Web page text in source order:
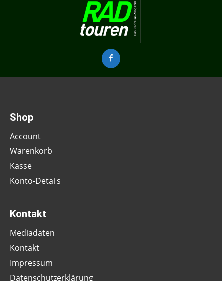
Shop
Account
Warenkorb
Kasse
Konto-Details
Kontakt
Mediadaten
Kontakt
Impressum
Datenschutzerklärung